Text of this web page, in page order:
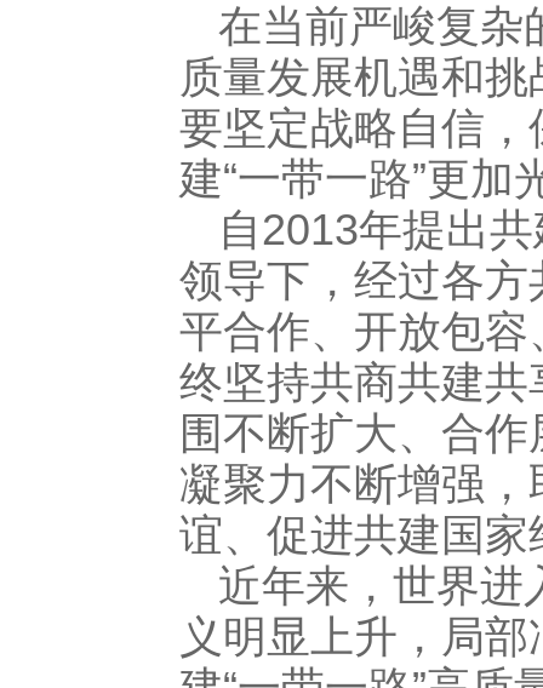
在当前严峻复杂
质量发展机遇和
要坚定战略自信
建“一带一路”更加
自2013年提出
领导下，经过各方
平合作、开放包
终坚持共商共建
围不断扩大、合
凝聚力不断增强
谊、促进共建国
近年来，世界进
义明显上升，局